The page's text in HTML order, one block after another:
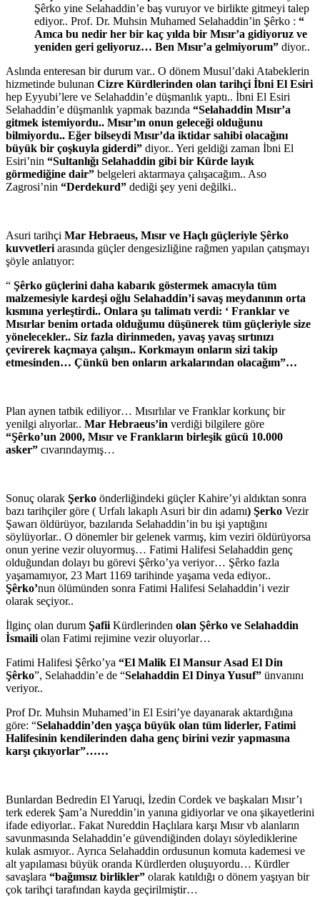
Şêrko yine Selahaddin’e baş vuruyor ve birlikte gitmeyi talep
ediyor.. Prof. Dr. Muhsin Muhamed Selahaddin’in Şêrko : “
Amca bu nedir her bir kaç yılda bir Mısır’a gidiyoruz ve
yeniden geri geliyoruz… Ben Mısır’a gelmiyorum” diyor..
Aslında enteresan bir durum var.. O dönem Musul’daki Atabeklerin
hizmetinde bulunan Cizre Kürdlerinden olan tarihçi İbni El Esiri
hep Eyyubi’lere ve Selahaddin’e düşmanlık yaptı.. İbni El Esiri
Selahaddin’e düşmanlık yapmak bazında “Selahaddin Mısır’a
gitmek istemiyordu.. Mısır’ın onun geleceği olduğunu
bilmiyordu.. Eğer bilseydi Mısır’da iktidar sahibi olacağını
büyük bir çoşkuyla giderdi” diyor.. Yeri geldiği zaman İbni El
Esiri’nin “Sultanlığı Selahaddin gibi bir Kürde layık
görmediğine dair” belgeleri aktarmaya çalışacağım.. Aso
Zagrosi’nin “Derdekurd” dediği şey yeni değilki..
Asuri tarihçi Mar Hebraeus, Mısır ve Haçlı güçleriyle Şêrko
kuvvetleriarasında güçler dengesizliğine rağmen yapılan çatışmayı
şöyle anlatıyor:
“ Şêrko güçlerini daha kabarık göstermek amacıyla tüm
malzemesiyle kardeşi oğlu Selahaddin’i savaş meydanının orta
kısmına yerleştirdi.. Onlara şu talimatı verdi: ‘ Franklar ve
Mısırlar benim ortada olduğumu düşünerek tüm güçleriyle size
yönelecekler.. Siz fazla dirinmeden, yavaş yavaş sırtınızı
çevirerek kaçmaya çalışın.. Korkmayın onların sizi takip
etmesinden… Çünkü ben onların arkalarından olacağım”…
Plan aynen tatbik ediliyor… Mısırlılar ve Franklar korkunç bir
yenilgi alıyorlar.. Mar Hebraeus’in verdiği bilgilere göre
“Şêrko’un 2000, Mısır ve Frankların birleşik gücü 10.000
asker” cıvarındaymış…
Sonuç olarak Şerko önderliğindeki güçler Kahire’yi aldıktan sonra
bazı tarihçiler göre ( Urfalı lakaplı Asuri bir din adamı) Şerko Vezir
Şawarı öldürüyor, bazılarıda Selahaddin’in bu işi yaptığını
söylüyorlar.. O dönemler bir gelenek varmış, kim veziri öldürüyorsa
onun yerine vezir oluyormuş… Fatimi Halifesi Selahaddin genç
olduğundan dolayı bu görevi Şêrko’ya veriyor… Şêrko fazla
yaşamamıyor, 23 Mart 1169 tarihinde yaşama veda ediyor..
Şêrko’nun ölümünden sonra Fatimi Halifesi Selahaddin’i vezir
olarak seçiyor..
İlginç olan durum ŞafiiKürdlerinden olan Şêrko ve Selahaddin
İsmailiolan Fatimi rejimine vezir oluyorlar…
Fatimi Halifesi Şêrko’ya “El Malik El Mansur Asad El Din
Şêrko”, Selahaddin’e de “Selahaddin El Dinya Yusuf” ünvanını
veriyor..
Prof Dr. Muhsin Muhamed’in El Esiri’ye dayanarak aktardığına
göre: “Selahaddin’den yaşça büyük olan tüm liderler, Fatimi
Halifesinin kendilerinden daha genç birini vezir yapmasına
karşı çıkıyorlar”……
Bunlardan Bedredin El Yaruqi, İzedin Cordek ve başkaları Mısır’ı
terk ederek Şam’a Nureddin’in yanına gidiyorlar ve ona şikayetlerini
ifade ediyorlar.. Fakat Nureddin Haçlılara karşı Mısır vb alanların
savunmasında Selahaddin’e güvendiğinden dolayı söylediklerine
kulak asmıyor.. Ayrıca Selahaddin ordusunun komuta kademesi ve
alt yapılaması büyük oranda Kürdlerden oluşuyordu… Kürdler
savaşlara “bağımsız birlikler” olarak katıldığı o dönem yaşıyan bir
çok tarihçi tarafından kayda geçirilmiştir…